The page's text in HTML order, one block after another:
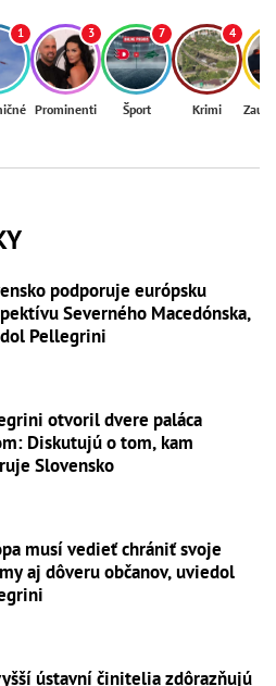
1 3
Prominenti
7
Šport
4
Krimi
podporuje európsku
Severného Macedónska,
Pellegrini
otvoril dvere paláca
Diskutujú o tom, kam
Slovensko
musí vedieť chrániť svoje
aj dôveru občanov, uviedol
ústavní činitelia zdôrazňujú